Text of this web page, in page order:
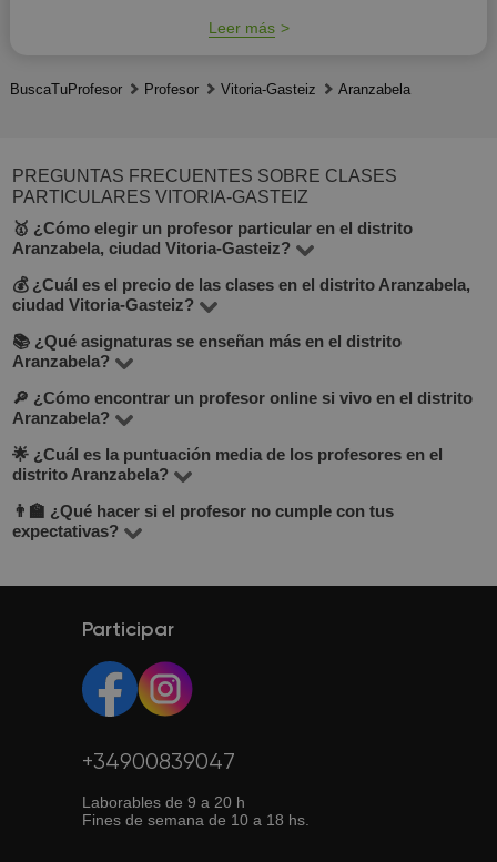
Leer más
BuscaTuProfesor Profesor Vitoria-Gasteiz Aranzabela
PREGUNTAS FRECUENTES SOBRE CLASES
PARTICULARES VITORIA-GASTEIZ
🥇 ¿Cómo elegir un profesor particular en el distrito
Aranzabela, ciudad Vitoria-Gasteiz?
En BuscaTuProfesor puedes encontrar 13 profesores en
el distrito Aranzabela, que enseñan más de 19 materias.
Mira la tarifa por hora, experiencia, opiniones, formación
botón "Contactar con el tutor").
💰 ¿Cuál es el precio de las clases en el distrito Aranzabela,
ciudad Vitoria-Gasteiz?
El precio varía entre 10 y 30 €/hora, según la materia, la
experiencia del profesor y el formato (en línea o
presencial).
📚 ¿Qué asignaturas se enseñan más en el distrito
Aranzabela?
Entre las materias más populares: matemáticas, inglés,
lengua española, música, dibujo e informática. Consulta
la lista completa en la sección “Todos los profesores”.
🔎 ¿Cómo encontrar un profesor online si vivo en el distrito
Aranzabela?
Incluso si buscas un profesor cerca, considera las clases
online. En BuscaTuProfesor puedes filtrar por modalidad
a distancia. Las clases online son cómodas, flexibles y
🌟 ¿Cuál es la puntuación media de los profesores en el
distrito Aranzabela?
La puntuación media es de 4.8 sobre 5, basada en
opiniones reales de estudiantes. Puedes verlas en el
👨‍🏫 ¿Qué hacer si el profesor no cumple con tus
expectativas?
solicitar otro profesor y te ayudaremos a encontrar el
adecuado.
Participar
+34900839047
Laborables de 9 a 20 h
Fines de semana de 10 a 18 hs.